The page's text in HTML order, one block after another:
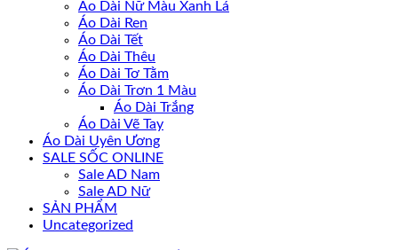
Áo Dài Nữ Màu Xanh Lá
Áo Dài Ren
Áo Dài Tết
Áo Dài Thêu
Áo Dài Tơ Tằm
Áo Dài Trơn 1 Màu
Áo Dài Trắng
Áo Dài Vẽ Tay
Áo Dài Uyên Ương
SALE SỐC ONLINE
Sale AD Nam
Sale AD Nữ
SẢN PHẨM
Uncategorized